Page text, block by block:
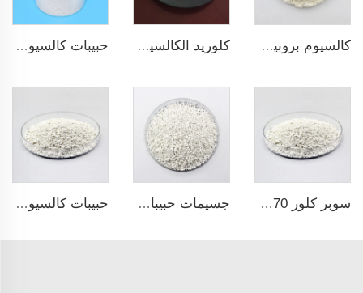
كالسيوم بروبيونات من الدرجة الغذائية والعلفية والدرجة FCC كلوريد الكالسيوم ثنائي الماء حبيبات كالسيوم هيبوكلورايت 70% سوبر كلور
سوبر كلور 70% 65% حبيبات كالسيوم هيبوكلورايت جسيمات حبيبات كالسيوم هيبوكلورايت 70% 65% حبيبات كالسيوم هيبوكلورايت 70% 65% 14-50mesh